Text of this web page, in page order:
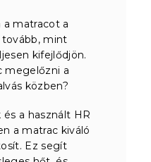
a matracot a
tovább, mint
kifejlődjön.
megelőzni a
közben?
a használt HR
a matrac kiváló
Ez segít